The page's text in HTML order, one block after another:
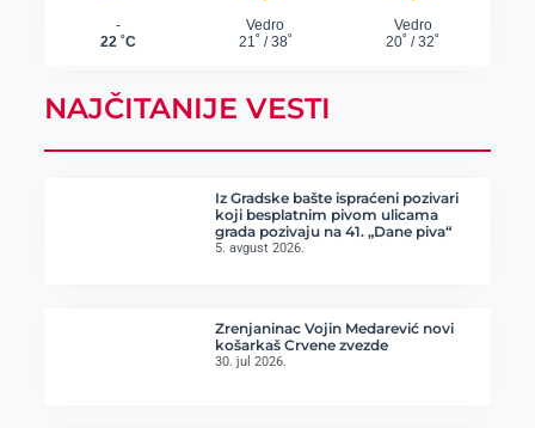
NAJČITANIJE VESTI
Iz Gradske bašte ispraćeni pozivari
koji besplatnim pivom ulicama
grada pozivaju na 41. „Dane piva“
5. avgust 2026.
Zrenjaninac Vojin Medarević novi
košarkaš Crvene zvezde
30. jul 2026.